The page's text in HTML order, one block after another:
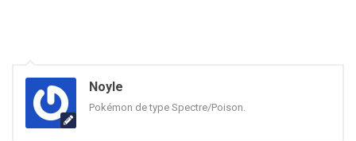
Noyle
Pokémon de type Spectre/Poison.